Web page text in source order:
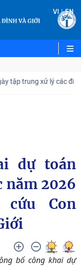
VI |EN
trung xử lý các điểm
dự toán
năm 2026
cứu Con
bố công khai dự